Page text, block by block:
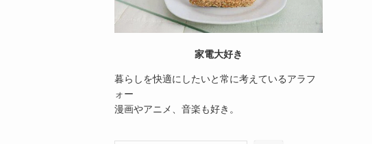
家電大好き
暮らしを快適にしたいと常に考えているアラフ
ォー
漫画やアニメ、音楽も好き。